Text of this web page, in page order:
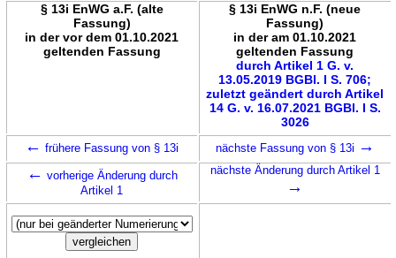
§ 13i EnWG a.F. (alte
Fassung)
in der vor dem 01.10.2021
geltenden Fassung
§ 13i EnWG n.F. (neue
Fassung)
in der am 01.10.2021
geltenden Fassung
durch Artikel 1 G. v.
13.05.2019 BGBl. I S. 706;
zuletzt geändert durch Artikel
14 G. v. 16.07.2021 BGBl. I S.
3026
← frühere Fassung von § 13i nächste Fassung von § 13i →
← vorherige Änderung durch
Artikel 1
nächste Änderung durch Artikel 1
→